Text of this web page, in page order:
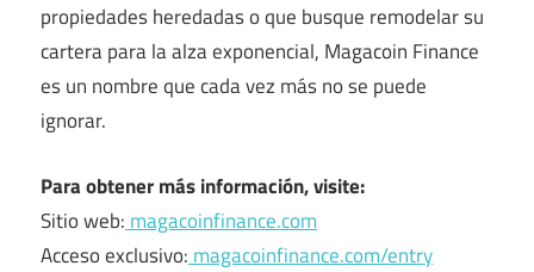
propiedades heredadas o que busque remodelar su
cartera para la alza exponencial, Magacoin Finance
es un nombre que cada vez más no se puede
ignorar.
Para obtener más información, visite:
Sitio web: magacoinfinance.com
Acceso exclusivo: magacoinfinance.com/entry